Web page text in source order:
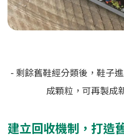
- 剩餘舊鞋經分類後，鞋子
成顆粒，可再製成
建立回收機制，打造